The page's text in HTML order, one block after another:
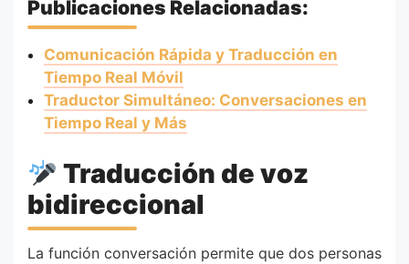
Publicaciones Relacionadas:
Comunicación Rápida y Traducción en
Tiempo Real Móvil
Traductor Simultáneo: Conversaciones en
Tiempo Real y Más
Traducción de voz
bidireccional
La función conversación permite que dos personas